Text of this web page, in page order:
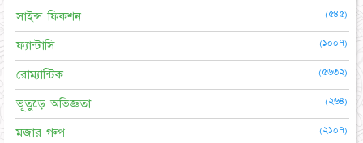
সাইন্স ফিকশন (৫৪৫)
ফ্যান্টাসি (১০০৭)
রোম্যান্টিক (৫৬৩২)
ভূতুড়ে অভিজ্ঞতা (২৬৪)
মজার গল্প (২১০৭)